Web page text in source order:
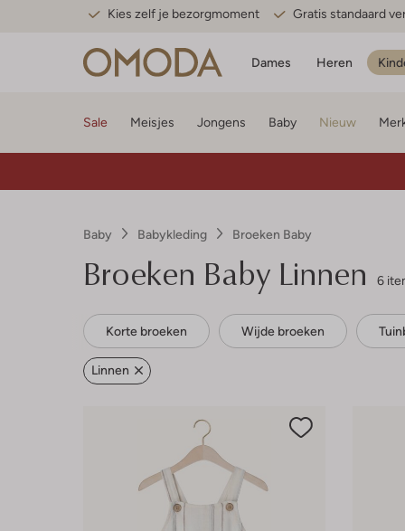
Kies zelf je bezorgmoment Gratis standaard
Dames Heren
Sale Meisjes Jongens Baby Nieuw
Baby Babykleding Broeken Baby
Broeken Baby Linnen 6
Korte broeken Wijde broeken
Linnen